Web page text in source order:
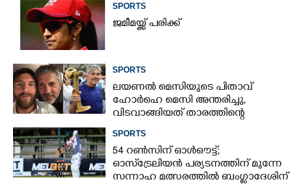
SPORTS
ജമീമയ്ക്ക് പരിക്ക്
SPORTS
ലയണൽ മെസിയുടെ പിതാവ്
ഹോർഹെ മെസി അന്തരിച്ചു,​
വിടവാങ്ങിയത് താരത്തിന്റെ
ശക്തികേന്ദ്രം
SPORTS
54 റൺസിന് ഓൾഔട്ട്;
ഓസ്‌ട്രേലിയൻ പര്യടനത്തിന് മുന്നേ
സന്നാഹ മത്സരത്തിൽ ബംഗ്ലാദേശിന്